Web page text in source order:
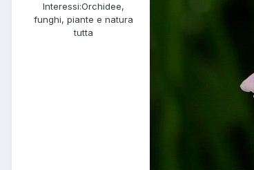
Interessi:Orchidee,
funghi, piante e natura
tutta